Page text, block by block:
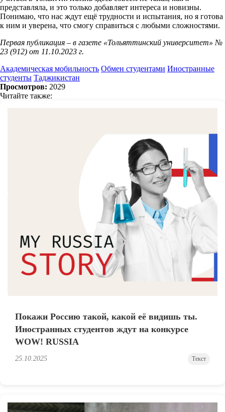
представляла, и это только добавляет интереса и новизны.
Понимаю, что нас ждут ещё трудности и испытания, но я готова
к ним и уверена, что смогу справиться с любыми сложностями.
Первая публикация – в газете «Тольяттинский университет» №
23 (912) от 11.10.2023 г.
Академическая мобильность Обмен студентами Иностранные
студенты Таджикистан
Просмотров: 2029
Читайте также:
Покажи Россию такой, какой её видишь ты.
Иностранных студентов ждут на конкурсе
WOW! RUSSIA
25.10.2025 Текст